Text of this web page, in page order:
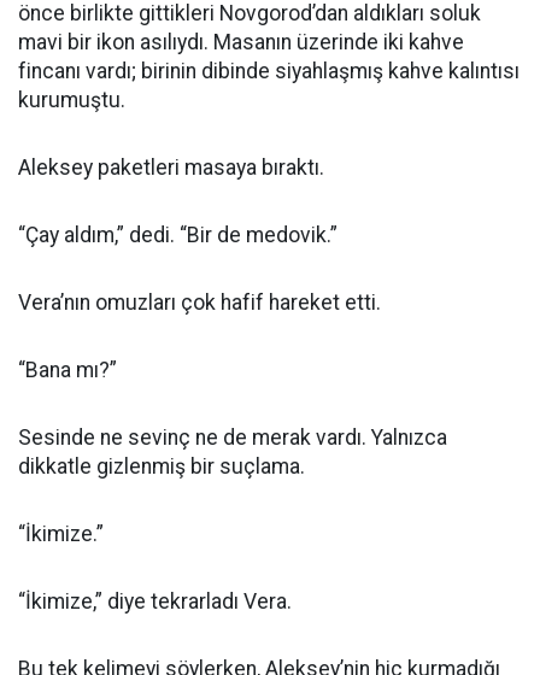
önce birlikte gittikleri Novgorod’dan aldıkları soluk
mavi bir ikon asılıydı. Masanın üzerinde iki kahve
fincanı vardı; birinin dibinde siyahlaşmış kahve kalıntısı
kurumuştu.
Aleksey paketleri masaya bıraktı.
“Çay aldım,” dedi. “Bir de medovik.”
Vera’nın omuzları çok hafif hareket etti.
“Bana mı?”
Sesinde ne sevinç ne de merak vardı. Yalnızca
dikkatle gizlenmiş bir suçlama.
“İkimize.”
“İkimize,” diye tekrarladı Vera.
Bu tek kelimeyi söylerken, Aleksey’nin hiç kurmadığı